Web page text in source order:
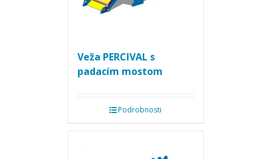
Veža PERCIVAL s
padacím mostom
Podrobnosti